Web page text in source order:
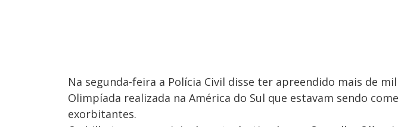
Na segunda-feira a Polícia Civil disse ter apreendido mais de
Olimpíada realizada na América do Sul que estavam sendo
exorbitantes.